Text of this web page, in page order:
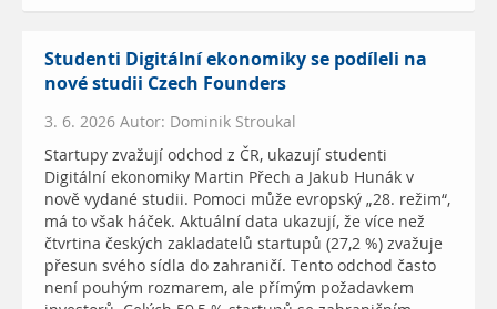
Studenti Digitální ekonomiky se podíleli na
nové studii Czech Founders
3. 6. 2026 Autor: Dominik Stroukal
Startupy zvažují odchod z ČR, ukazují studenti
Digitální ekonomiky Martin Přech a Jakub Hunák v
nově vydané studii. Pomoci může evropský „28. režim“,
má to však háček. Aktuální data ukazují, že více než
čtvrtina českých zakladatelů startupů (27,2 %) zvažuje
přesun svého sídla do zahraničí. Tento odchod často
není pouhým rozmarem, ale přímým požadavkem